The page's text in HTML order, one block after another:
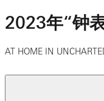
2023年“钟
AT HOME IN